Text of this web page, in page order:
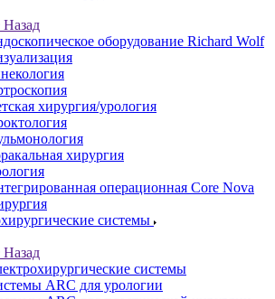
Назад
оборудование Richard Wolf
хирургия/урология
хирургия
операционная Core Nova
системы
Назад
системы
ARC для урологии